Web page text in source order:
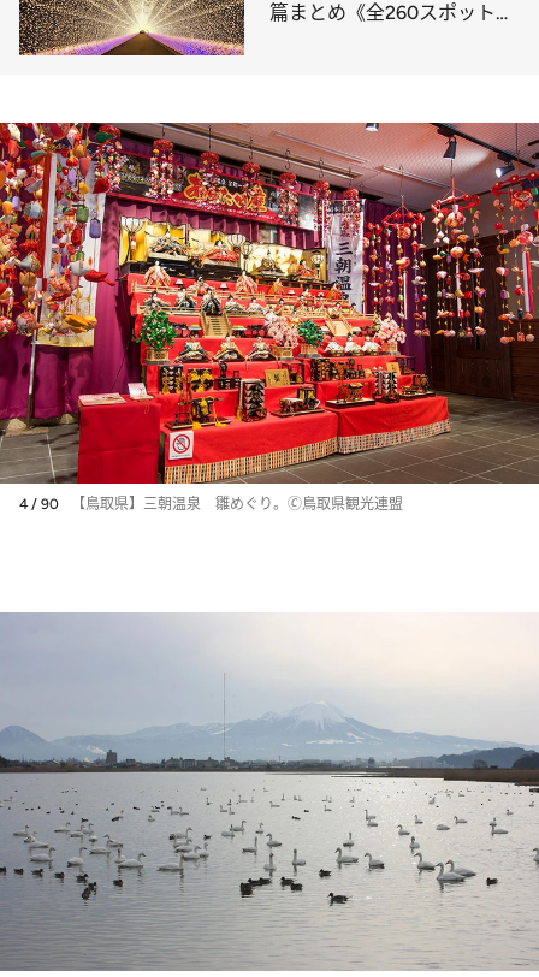
篇まとめ《全260スポット》
4 / 90 【鳥取県】三朝温泉 雛めぐり。🄫鳥取県観光連盟